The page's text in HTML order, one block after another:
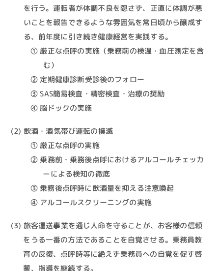
を行う。運転者が体調不良を隠さず、正直に体調が悪
いことを報告できるような雰囲気を常日頃から醸成す
る、前年度に引き続き健康経営を実践する。
① 厳正な点呼の実施（乗務前の検温・血圧測定を含
む）
② 定期健康診断受診後のフォロー
③ SAS簡易検査・精密検査・治療の奨励
④ 脳ドックの実施
飲酒・酒気帯び運転の撲滅
① 厳正な点呼の実施
② 乗務前・乗務後点呼におけるアルコールチェッカ
ーによる検知の徹底
③ 乗務後点呼時に飲酒量を抑える注意喚起
④ アルコールスクリーニングの実施
旅客運送事業を通じ人命を守ることが、お客様の信頼
をうる一番の方法であることを自覚させる。乗務員教
育の反復、点呼時等に絶えず乗務員への自覚を促す啓
蒙、指導を継続する。